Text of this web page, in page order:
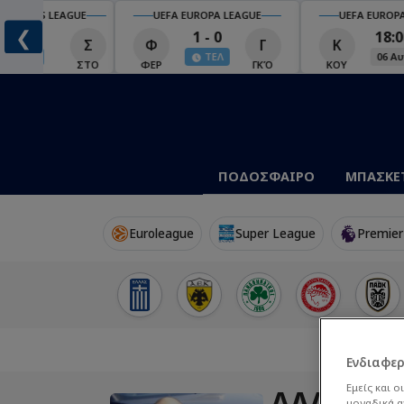
❮
UEFA EUROPA LEAGUE
ΦΕΡ ΓΚΌ
UEFA EUROPA LEAGUE
ΚΟΥ ΟΥΝ
ΠΟΔΟΣΦΑΙΡΟ
Euroleague Super League
Εμείς και οι